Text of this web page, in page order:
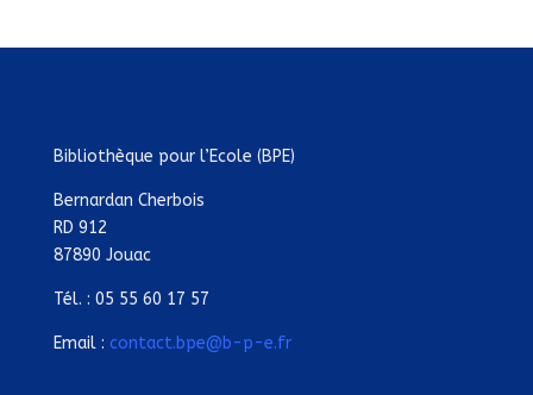
Bibliothèque pour l’Ecole (BPE)
Bernardan Cherbois
RD 912
87890 Jouac
Tél. : 05 55 60 17 57
Email : contact.bpe@b-p-e.fr